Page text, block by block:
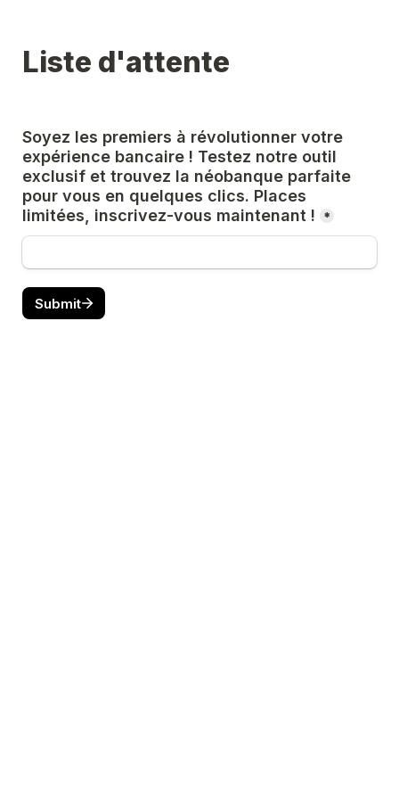
Liste d'attente
Soyez les premiers à révolutionner votre
expérience bancaire ! Testez notre outil
exclusif et trouvez la néobanque parfaite
pour vous en quelques clics. Places
limitées, inscrivez-vous maintenant !
*
Submit